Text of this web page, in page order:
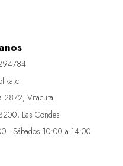
2872, Vitacura
Las Condes
- Sábados 10:00 a 14:00